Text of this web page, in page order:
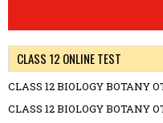
CLASS 12 ONLINE TEST
CLASS 12 BIOLOGY BOTANY
CLASS 12 BIOLOGY BOTANY